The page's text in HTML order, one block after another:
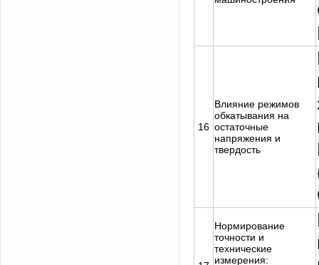
16
Влияние режимов
обкатывания на
остаточные
напряжения и
твердость
Нормирование
точности и
технические
измерения: